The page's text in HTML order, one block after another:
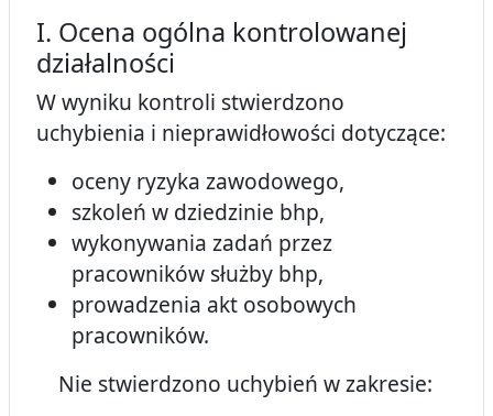
I. Ocena ogólna kontrolowanej
działalności
W wyniku kontroli stwierdzono
uchybienia i nieprawidłowości dotyczące:
oceny ryzyka zawodowego,
szkoleń w dziedzinie bhp,
wykonywania zadań przez
pracowników służby bhp,
prowadzenia akt osobowych
pracowników.
Nie stwierdzono uchybień w zakresie: